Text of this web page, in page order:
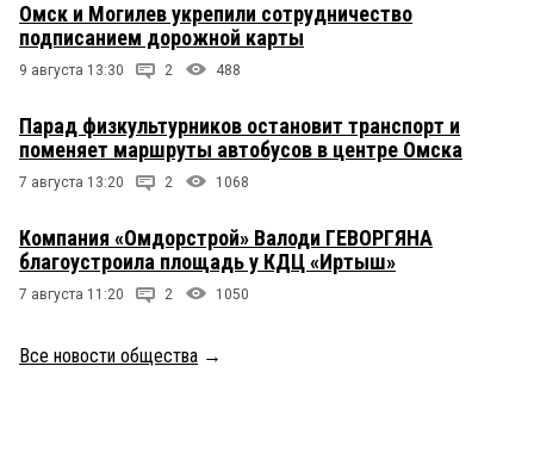
Омск и Могилев укрепили сотрудничество
подписанием дорожной карты
9 августа 13:30 2 488
Парад физкультурников остановит транспорт и
поменяет маршруты автобусов в центре Омска
7 августа 13:20 2 1068
Компания «Омдорстрой» Валоди ГЕВОРГЯНА
благоустроила площадь у КДЦ «Иртыш»
7 августа 11:20 2 1050
Все новости общества →